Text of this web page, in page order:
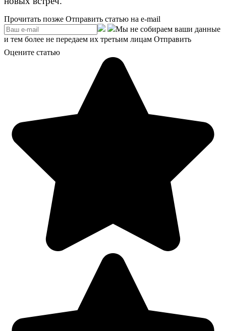
Прочитать позже Отправить статью на e-mail
Мы не собираем ваши данные
и тем более не передаем их третьим лицам Отправить
Оцените статью